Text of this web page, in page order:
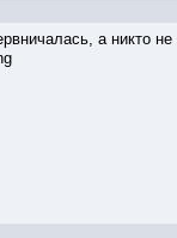
а никто не